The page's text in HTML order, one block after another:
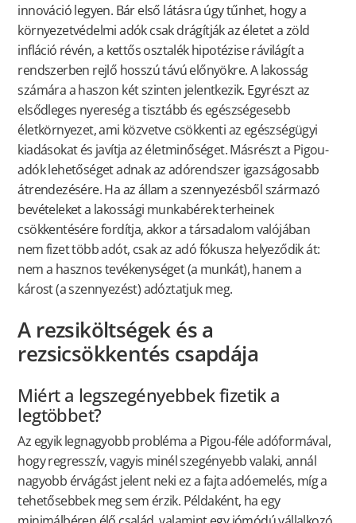
innováció legyen. Bár első látásra úgy tűnhet, hogy a
környezetvédelmi adók csak drágítják az életet a zöld
infláció révén, a kettős osztalék hipotézise rávilágít a
rendszerben rejlő hosszú távú előnyökre. A lakosság
számára a haszon két szinten jelentkezik. Egyrészt az
elsődleges nyereség a tisztább és egészségesebb
életkörnyezet, ami közvetve csökkenti az egészségügyi
kiadásokat és javítja az életminőséget. Másrészt a Pigou-
adók lehetőséget adnak az adórendszer igazságosabb
átrendezésére. Ha az állam a szennyezésből származó
bevételeket a lakossági munkabérek terheinek
csökkentésére fordítja, akkor a társadalom valójában
nem fizet több adót, csak az adó fókusza helyeződik át:
nem a hasznos tevékenységet (a munkát), hanem a
károst (a szennyezést) adóztatjuk meg.
A rezsiköltségek és a
rezsicsökkentés csapdája
Miért a legszegényebbek fizetik a
legtöbbet?
Az egyik legnagyobb probléma a Pigou-féle adóformával,
hogy regresszív, vagyis minél szegényebb valaki, annál
nagyobb érvágást jelent neki ez a fajta adóemelés, míg a
tehetősebbek meg sem érzik. Példaként, ha egy